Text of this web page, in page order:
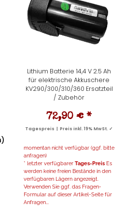
Lithium Batterie 14,4 V 2.5 Ah
für elektrische Akkuschere
KV290/300/310/360 Ersatzteil
/ Zubehör
72,90 € *
Tagespreis | Preis inkl. 19% MwSt. ✓
momentan nicht verfügbar (ggf. bitte
anfragen)
* letzter verfügbarer Tages-Preis Es
werden keine freien Bestände in den
verfügbaren Lägern angezeigt.
Verwenden Sie ggf. das Fragen-
Formular auf dieser Artikel-Seite für
Anfragen...